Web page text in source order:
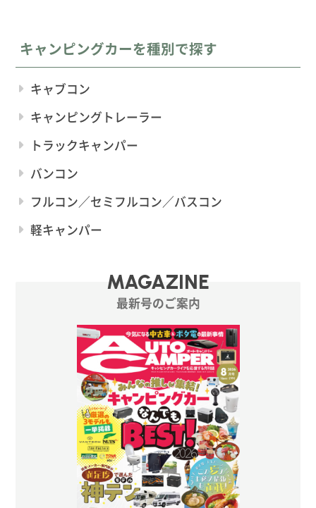
キャンピングカーを種別で探す
キャブコン
キャンピングトレーラー
トラックキャンパー
バンコン
フルコン／セミフルコン／バスコン
軽キャンパー
MAGAZINE
最新号のご案内